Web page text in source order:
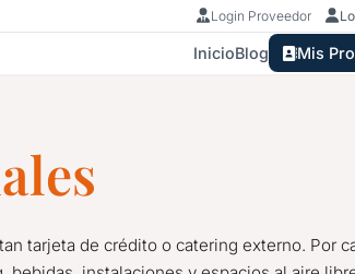
Login Proveedor
InicioBlog Mis
tarjeta de crédito o catering externo. Por